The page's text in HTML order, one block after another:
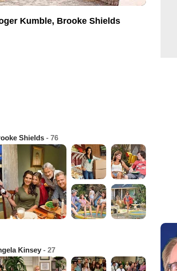
Kumble, Brooke Shields
Shields - 76
Kinsey - 27